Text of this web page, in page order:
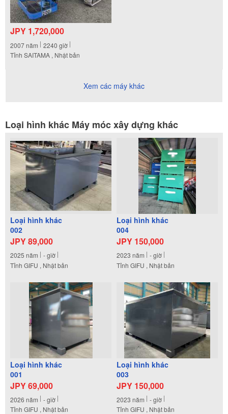
JPY 1,720,000
2007năm 2240 giờ
Tỉnh SAITAMA , Nhật bản
Xem các máy khác
Loại hình khác Máy móc xây dựng khác
Loại hình khác
002
JPY 89,000
2025 năm -giờ
Tỉnh GIFU , Nhật bản
Loại hình khác
004
JPY 150,000
2023 năm -giờ
Tỉnh GIFU , Nhật bản
Loại hình khác
001
JPY 69,000
2026 năm -giờ
Tỉnh GIFU , Nhật bản
Loại hình khác
003
JPY 150,000
2023 năm -giờ
Tỉnh GIFU , Nhật bản